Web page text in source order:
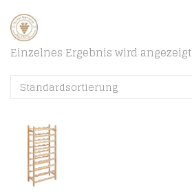
Einzelnes Ergebnis wird angezeigt
Standardsortierung